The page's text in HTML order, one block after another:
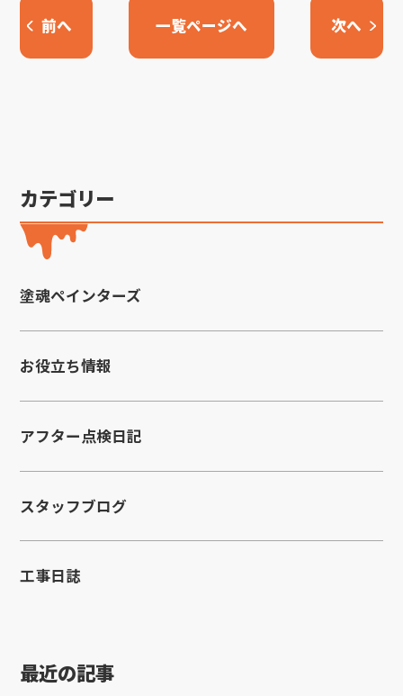
前へ 一覧ページへ 次へ
カテゴリー
塗魂ペインターズ
お役立ち情報
アフター点検日記
スタッフブログ
工事日誌
最近の記事